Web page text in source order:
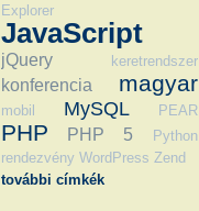
Explorer
JavaScript
jQuery keretrendszer
konferencia magyar
mobil MySQL PEAR
PHP PHP 5
Python
rendezvény WordPress Zend
további címkék